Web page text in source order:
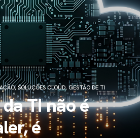
, SOLUÇÕES CLOUD, GESTÃO DE TI
TI não é
é